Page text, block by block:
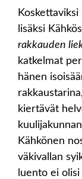
lisäksi
rakkauden
katkelmat
hänen
kiertävät
Kähkönen
väkivallan
luento ei